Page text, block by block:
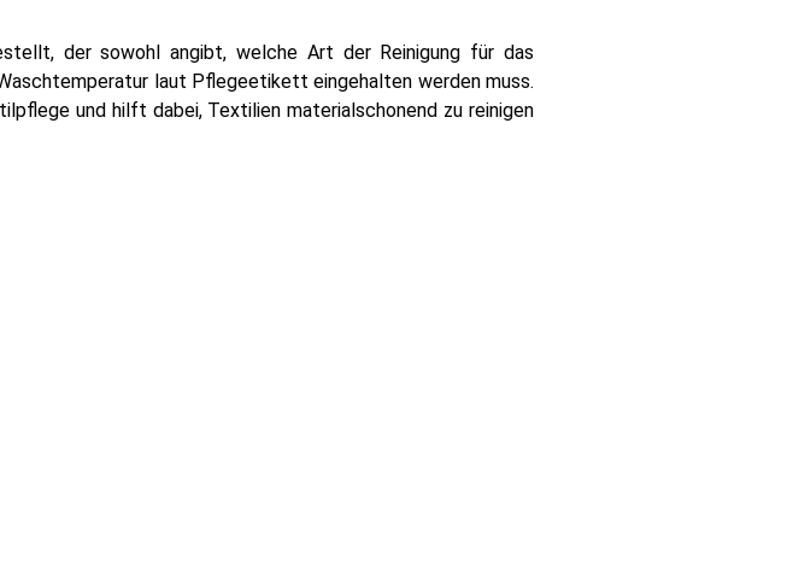
der sowohl angibt, welche Art der Reinigung für das
laut Pflegeetikett eingehalten werden muss.
und hilft dabei, Textilien materialschonend zu reinigen